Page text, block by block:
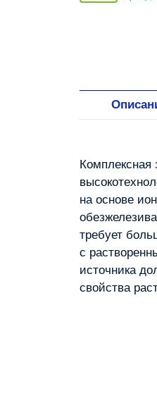
Комплексная
на основе
требует
с
источника
свойства